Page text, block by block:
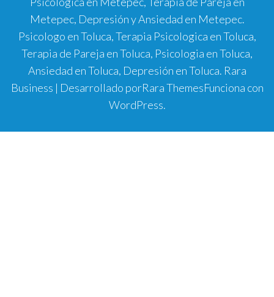
Metepec, Depresión y Ansiedad en Metepec.
Psicologo en Toluca, Terapia Psicologica en Toluca,
Terapia de Pareja en Toluca, Psicologia en Toluca,
Ansiedad en Toluca, Depresión en Toluca. Rara
Business | Desarrollado porRara ThemesFunciona con
WordPress.